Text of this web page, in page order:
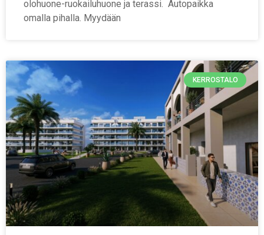
olohuone-ruokailuhuone ja terassi. Autopaikka
omalla pihalla. Myydään
KERROSTALO